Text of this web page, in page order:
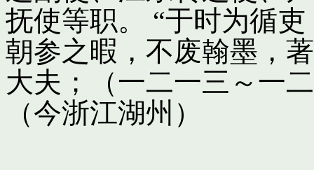
抚使等职。 “于时为循
朝参之暇，不废翰墨，
大夫；（一二一三～一
（今浙江湖州）